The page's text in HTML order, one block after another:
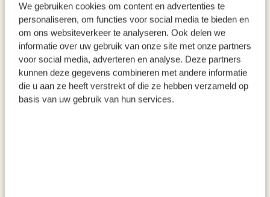
We gebruiken cookies om content en advertenties te
personaliseren, om functies voor social media te bieden en
om ons websiteverkeer te analyseren. Ook delen we
informatie over uw gebruik van onze site met onze partners
voor social media, adverteren en analyse. Deze partners
kunnen deze gegevens combineren met andere informatie
die u aan ze heeft verstrekt of die ze hebben verzameld op
basis van uw gebruik van hun services.
Kaffeebecher to go,
Giebel-Becher, Utrecht,